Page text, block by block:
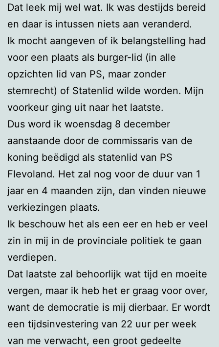
Dat leek mij wel wat. Ik was destijds bereid
en daar is intussen niets aan veranderd.
Ik mocht aangeven of ik belangstelling had
voor een plaats als burger-lid (in alle
opzichten lid van PS, maar zonder
stemrecht) of Statenlid wilde worden. Mijn
voorkeur ging uit naar het laatste.
Dus word ik woensdag 8 december
aanstaande door de commissaris van de
koning beëdigd als statenlid van PS
Flevoland. Het zal nog voor de duur van 1
jaar en 4 maanden zijn, dan vinden nieuwe
verkiezingen plaats.
Ik beschouw het als een eer en heb er veel
zin in mij in de provinciale politiek te gaan
verdiepen.
Dat laatste zal behoorlijk wat tijd en moeite
vergen, maar ik heb het er graag voor over,
want de democratie is mij dierbaar. Er wordt
een tijdsinvestering van 22 uur per week
van me verwacht, een groot gedeelte